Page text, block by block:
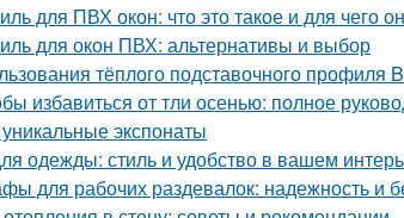
для ПВХ окон: что это такое и для чего
для окон ПВХ: альтернативы и выбор
тёплого подставочного профиля
избавиться от тли осенью: полное
экспонаты
одежды: стиль и удобство в вашем
для рабочих раздевалок: надежность и